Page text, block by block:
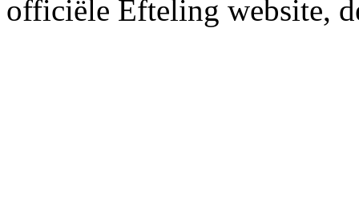
officiële Efteling website,